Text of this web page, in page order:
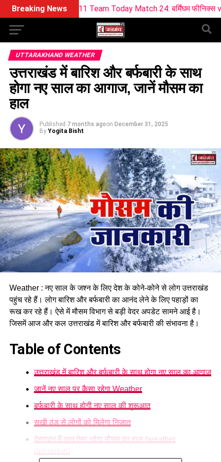
Breaking News
Team Today Match 24: बर्मिंघम फीनिक्स vs सनराइजर्स लीड्स
UTTARAKHAND WEATHER
उत्तराखंड में बारिश और बर्फबारी के साथ
होगा नए साल का आगाज, जानें मौसम का
हाल
Published 7 months agoon December 31, 2025
By Yogita Bisht
Weather : नए साल के जश्न के लिए देश के कोने-कोने से लोग उत्तराखंड
पहुंच रहे हैं। लोग बारिश और बर्फबारी का आनंद लेने के लिए पहाड़ों का
रूख कर रहे हैं। ऐसे में मौसम विभाग से बड़ी वेदर अपडेट सामने आई है।
जिसमें आज और कल उत्तराखंड में बारिश और बर्फबारी की संभावना है।
Table of Contents
उत्तराखंड में बारिश और बर्फबारी के साथ होगा नए साल का आगाज
जानें नए साल पर कैसा रहेगा Weather
बर्फबारी के साथ होगी नए साल की शुरूआत
सूखी ठंड से लोगों को मिलेगा निजात
देहरादून में कुछ ऐसा रहेगा मौसम का हाल (weather